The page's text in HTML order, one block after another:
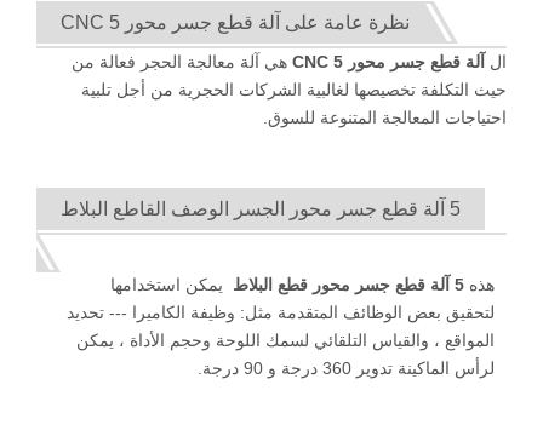
نظرة عامة على آلة قطع جسر محور CNC 5
ال آلة قطع جسر محور CNC 5
هي آلة معالجة الحجر فعالة من
حيث التكلفة تخصيصها لغالبية الشركات الحجرية من أجل تلبية
احتياجات المعالجة المتنوعة للسوق.
5 آلة قطع جسر محور الجسر الوصف القاطع البلاط
هذه 5 آلة قطع جسر محور قطع البلاط
يمكن استخدامها
لتحقيق بعض الوظائف المتقدمة مثل: وظيفة الكاميرا --- تحديد
المواقع ، والقياس التلقائي لسمك اللوحة وحجم الأداة ، يمكن
لرأس الماكينة تدوير 360 درجة و 90 درجة.